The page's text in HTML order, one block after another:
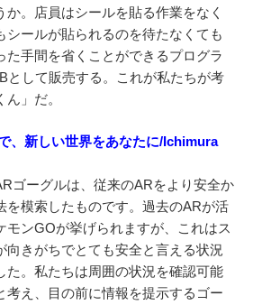
か。店員はシールを貼る作業をなく
シールが貼られるのを待たなくても
た手間を省くことができるプログラ
として販売する。これが私たちが考
」だ。
、新しい世界をあなたに/Ichimura
ゴーグルは、従来のARをより安全か
を模索したものです。過去のARが活
モンGOが挙げられますが、これはス
向きがちでとても安全と言える状況
た。私たちは周囲の状況を確認可能
考え、目の前に情報を提示するゴー